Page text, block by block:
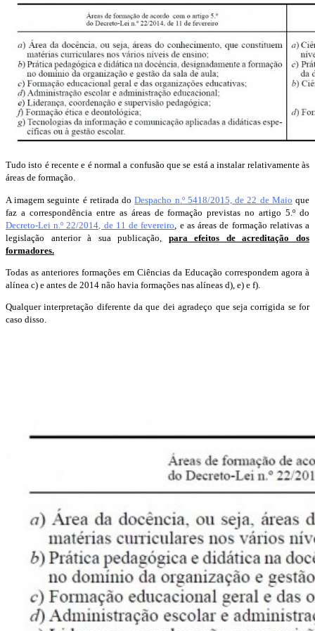
Tudo isto é recente e é normal a confusão que se está a instalar relativamente às
áreas de formação.
A imagem seguinte é retirada doDespacho n.º 5418/2015, de 22 de Maio que
faz a correspondência entre as áreas de formação previstas no artigo 5.º do
Decreto-Lei n.º 22/2014, de 11 de fevereiro , e as áreas de formação relativas a
legislação anterior à sua publicação, para efeitos de acreditação dos
formadores.
Todas as anteriores formações em Ciências da Educação correspondem agora à
alínea c) e antes de 2014 não havia formações nas alíneas d), e) e f).
Qualquer interpretação diferente da que dei agradeço que seja corrigida se for
caso disso.